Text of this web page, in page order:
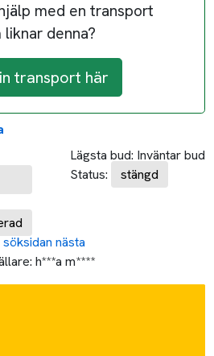
med en transport
liknar denna?
transport här
Lägsta bud: Inväntar bud
Status:
stängd
nästa
h***a m****